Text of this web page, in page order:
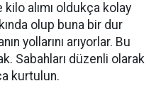
alımı oldukça kolay
olup buna bir dur
yollarını arıyorlar. Bu
Sabahları düzenli olarak
kurtulun.